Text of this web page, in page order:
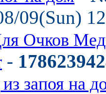
09(Sun)
Очков
-
запоя на